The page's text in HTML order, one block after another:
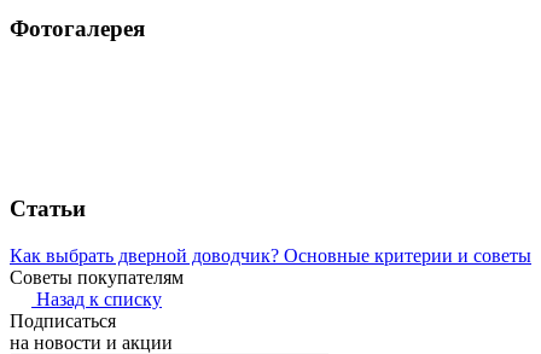
Фотогалерея
Статьи
Как выбрать дверной доводчик? Основные критерии и советы
Советы покупателям
Назад к списку
Подписаться
на новости и акции